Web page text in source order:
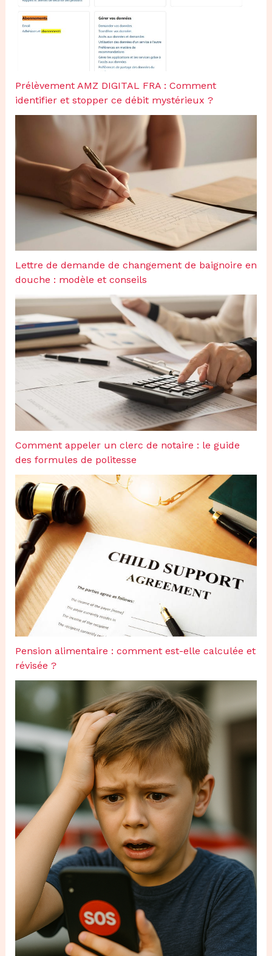
Prélèvement AMZ DIGITAL FRA : Comment
identifier et stopper ce débit mystérieux ?
Lettre de demande de changement de baignoire en
douche : modèle et conseils
Comment appeler un clerc de notaire : le guide
des formules de politesse
Pension alimentaire : comment est-elle calculée et
révisée ?